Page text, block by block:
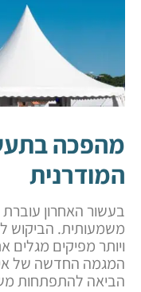
מהפכה
המודרנית
בעשור האחרון
משמעותית. הביקוש
ויותר מפיקים מגלים
המגמה החדשה של
הביאה להתפתחות